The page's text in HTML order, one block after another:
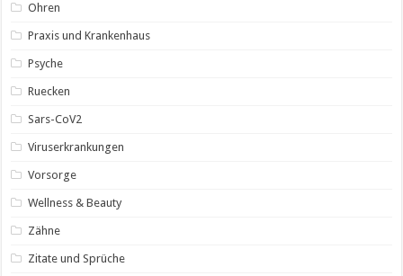
Ohren
Praxis und Krankenhaus
Psyche
Ruecken
Sars-CoV2
Viruserkrankungen
Vorsorge
Wellness & Beauty
Zähne
Zitate und Sprüche